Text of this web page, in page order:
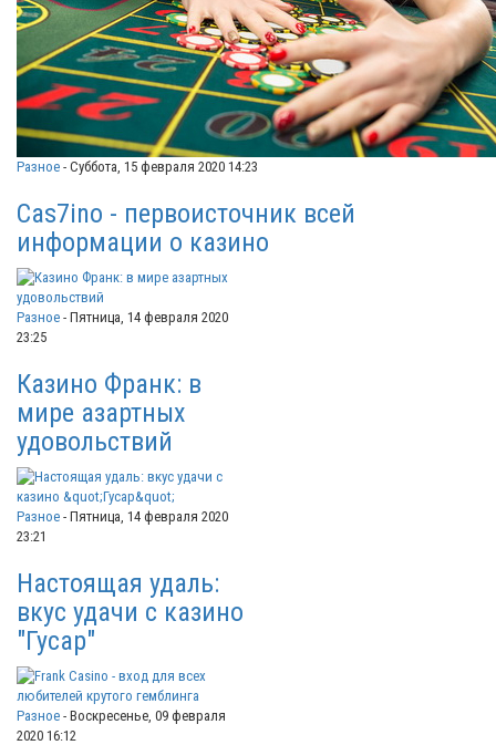
Разное - Суббота, 15 февраля 2020 14:23
Cas7ino - первоисточник всей
информации о казино
Разное - Пятница, 14 февраля 2020
23:25
Казино Франк: в
мире азартных
удовольствий
Разное - Пятница, 14 февраля 2020
23:21
Настоящая удаль:
вкус удачи с казино
"Гусар"
Разное - Воскресенье, 09 февраля
2020 16:12